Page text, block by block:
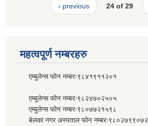
‹ previous 24 of 29
महत्वपूर्ण नम्बरहरु
एम्बुलेन्स फोन नम्बरः९८४१९११२०१
एम्बुलेन्स फोन नम्बरः९८२४७०२५०५
एम्बुलेन्स फोन नम्बरः९८०७७२१५९८
बेलका नगर अस्पताल फोन नम्बरः९८०२७९९०७२